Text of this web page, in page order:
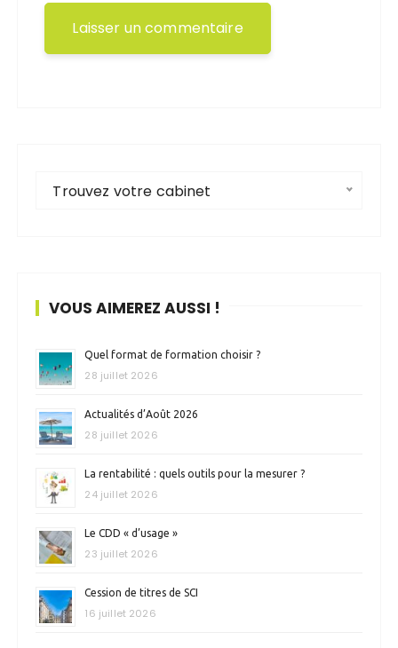
Trouvez votre cabinet
VOUS AIMEREZ AUSSI !
Quel format de formation choisir ?
28 juillet 2026
Actualités d’Août 2026
28 juillet 2026
La rentabilité : quels outils pour la mesurer ?
24 juillet 2026
Le CDD « d’usage »
23 juillet 2026
Cession de titres de SCI
16 juillet 2026